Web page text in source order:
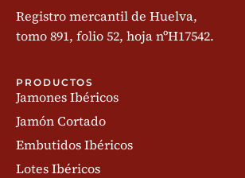
Registro mercantil de Huelva,
tomo 891, folio 52, hoja nºH17542.
PRODUCTOS
Jamones Ibéricos
Jamón Cortado
Embutidos Ibéricos
Lotes Ibéricos